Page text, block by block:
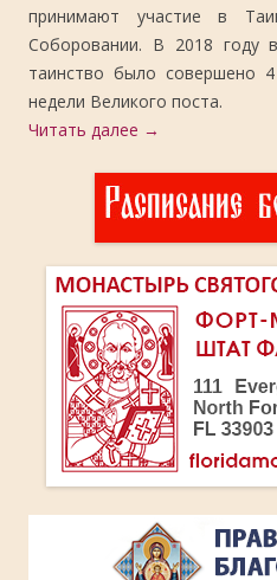
принимают участие в
Соборовании. В 2018 году
таинство было совершено
недели Великого поста.
Читать далее →